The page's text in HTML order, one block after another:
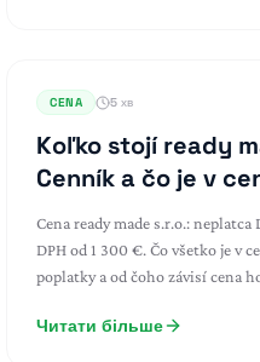
CENA 5 хв
Koľko stojí ready
Cenník a čo je v
Cena ready made s.r.o.:
DPH od 1 300 €. Čo všetko je v
poplatky a od čoho závisí cena
Читати більше